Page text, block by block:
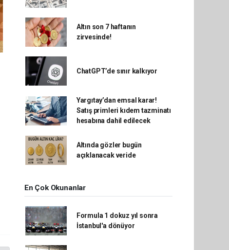
Altın son 7 haftanın
zirvesinde!
ChatGPT’de sınır kalkıyor
Yargıtay’dan emsal karar!
Satış primleri kıdem tazminatı
hesabına dahil edilecek
Altında gözler bugün
açıklanacak veride
En Çok Okunanlar
Formula 1 dokuz yıl sonra
İstanbul'a dönüyor